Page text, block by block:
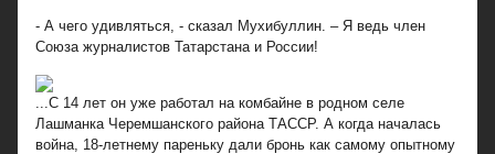
- А чего удивляться, - сказал Мухибуллин. – Я ведь член
Союза журналистов Татарстана и России!
...С 14 лет он уже работал на комбайне в родном селе
Лашманка Черемшанского района ТАССР. А когда началась
война, 18-летнему пареньку дали бронь как самому опытному